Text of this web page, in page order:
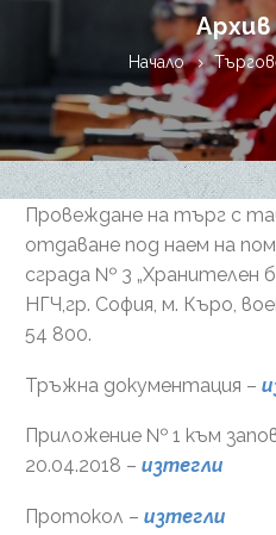
Начало
Провеждане на търг с
отдаване под наем на
сграда № 3 „Хранителен
НГЧ,гр. София, м. Къро,
54 800.
Тръжна документация –
Приложениe № 1 към
20.04.2018 – изтегли
Протокол – изтегли